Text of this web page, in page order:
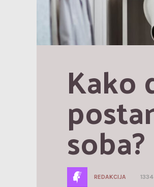
Kako
soba?
REDAKCIJA 1334